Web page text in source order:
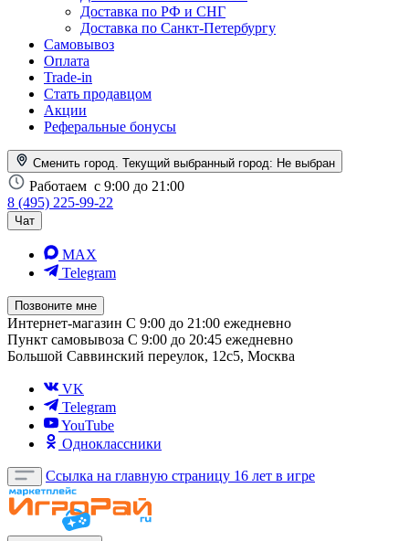
Доставка по РФ и СНГ
Доставка по Санкт-Петербургу
Самовывоз
Оплата
Trade-in
Стать продавцом
Акции
Реферальные бонусы
Сменить город. Текущий выбранный город: Не выбран
Работаем с 9:00 до 21:00
8 (495) 225-99-22
Чат
MAX
Telegram
Позвоните мне
Интернет-магазин С 9:00 до 21:00 ежедневно
Пункт самовывоза С 9:00 до 20:45 ежедневно
Большой Саввинский переулок, 12с5, Москва
VK
Telegram
YouTube
Одноклассники
Ссылка на главную страницу 16 лет в игре